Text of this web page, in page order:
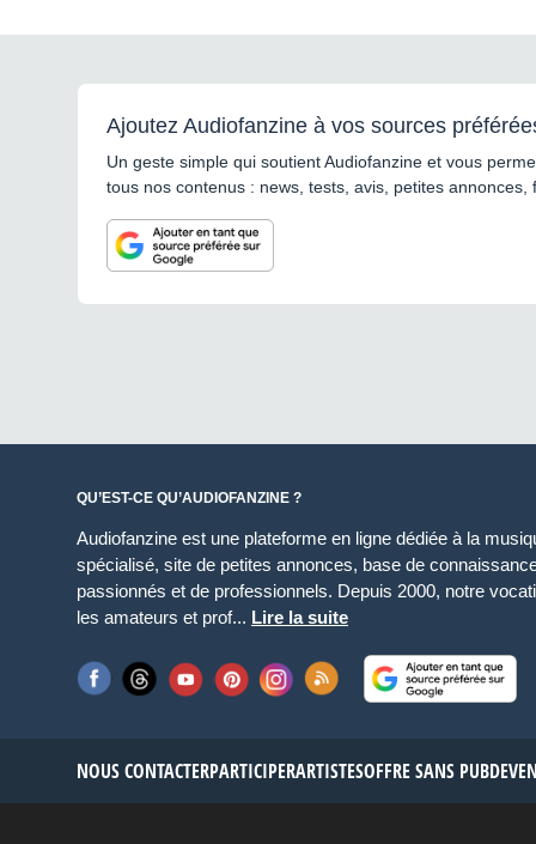
Ajoutez Audiofanzine à vos sources
Un geste simple qui soutient Audiofanzine et vous
tous nos contenus : news, tests, avis, petites annonces,
QU’EST-CE QU’AUDIOFANZINE ?
Audiofanzine est une plateforme en ligne dédiée à la
spécialisé, site de petites annonces, base de
passionnés et de professionnels. Depuis 2000, notre
les amateurs et prof... Lire la suite
NOUS CONTACTERPARTICIPERARTISTESOFFRE SANS PUB